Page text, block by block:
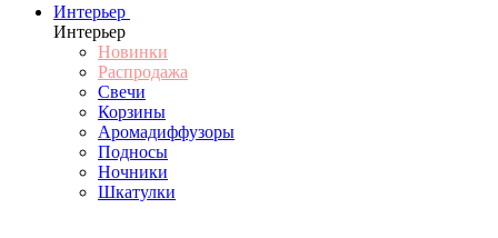
Интерьер
Интерьер
Новинки
Распродажа
Свечи
Корзины
Аромадиффузоры
Подносы
Ночники
Шкатулки